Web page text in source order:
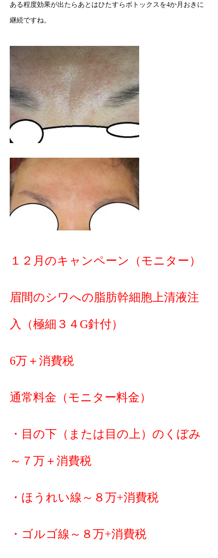
ある程度効果が出たらあとはひたすらボトックスを4か月おきに
継続ですね。
１２月のキャンペーン（モニター）
眉間のシワへの脂肪幹細胞上清液注
入（極細３４G針付）
6万＋消費税
通常料金（モニター料金）
・目の下（または目の上）のくぼみ
～７万＋消費税
・ほうれい線～８万+消費税
・ゴルゴ線～８万+消費税